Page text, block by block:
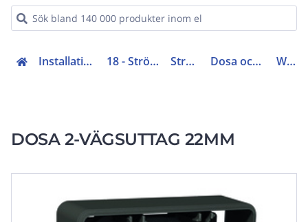
Installationsmateriel (11-15, 17, 18) 18 - Strömställare och vägguttag Strömställarsystem Dosa och box strömställarsystem WDE003360
DOSA 2-VÄGSUTTAG 22MM